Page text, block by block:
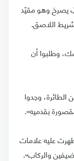
يصرخ وهو مقيّد
اللاصق.
وطلبوا أن
وجدوا
بقدميه».
عليه علامات
والركاب».